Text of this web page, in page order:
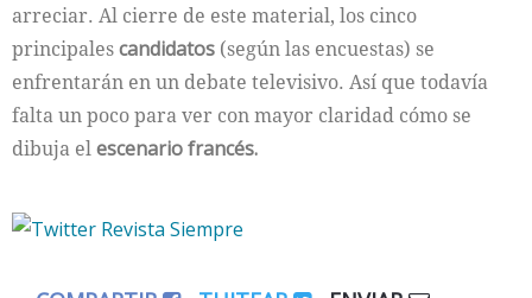
arreciar. Al cierre de este material, los cinco
principalescandidatos (según las encuestas) se
enfrentarán en un debate televisivo. Así que todavía
falta un poco para ver con mayor claridad cómo se
dibuja elescenario francés.